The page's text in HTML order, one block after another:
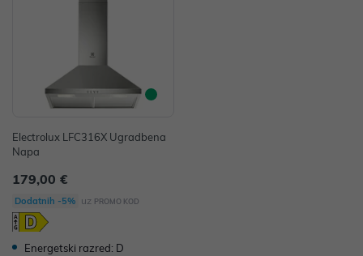
Electrolux LFC316X Ugradbena
Napa
179,00 €
Dodatnih -5% uz PROMO KOD
Energetski razred: D